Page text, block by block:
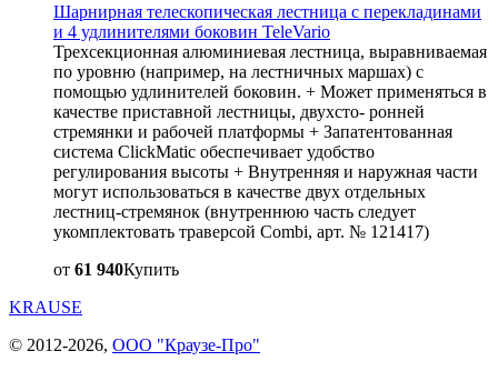
Шарнирная телескопическая лестница с перекладинами
и 4 удлинителями боковин TeleVario
Трехсекционная алюминиевая лестница, выравниваемая
по уровню (например, на лестничных маршах) с
помощью удлинителей боковин. + Может применяться в
качестве приставной лестницы, двухсто- ронней
стремянки и рабочей платформы + Запатентованная
система ClickMatic обеспечивает удобство
регулирования высоты + Внутренняя и наружная части
могут использоваться в качестве двух отдельных
лестниц-стремянок (внутреннюю часть следует
укомплектовать траверсой Combi, арт. № 121417)
от 61 940Купить
KRAUSE
© 2012-2026, ООО "Краузе-Про"